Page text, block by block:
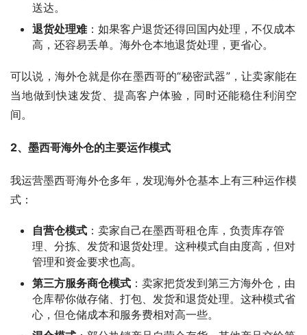
送达。
退货处理难：如果客户退货还得回国内处理，不仅成本
高，还容易丢单。海外仓本地退货处理，更省心。
可以说，海外仓就是你在墨西哥的“秘密武器”，让卖家能在
当地做到快速发货、提高客户体验，同时还能稳住利润空
间。
2、墨西哥海外仓的主要运作模式
我运营墨西哥海外仓多年，发现海外仓基本上有三种运作模
式：
自营仓模式 ：卖家自己在墨西哥租仓库，负责库存管
理、分拣、发货和退货处理。这种模式自由度高，但对
管理和资金要求也高。
第三方服务商仓模式 ：卖家把货发到第三方海外仓，由
仓库帮你做存储、打包、发货和退货处理。这种模式省
心，但仓储成本和服务费相对高一些。